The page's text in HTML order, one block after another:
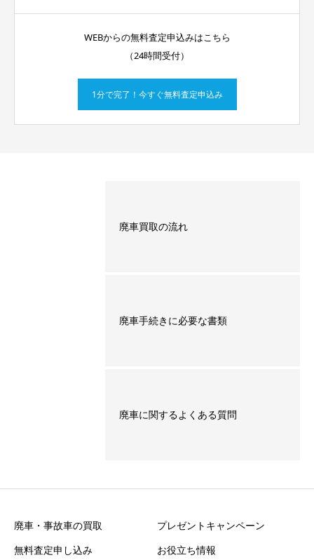
WEBからの無料査定申込みはこちら
（24時間受付）
1分で完了！今すぐ無料査定申込み
廃車買取の流れ
廃車手続きに必要な書類
廃車に関するよくある質問
廃車・事故車の買取
プレゼントキャンペーン
無料査定申し込み
お役立ち情報